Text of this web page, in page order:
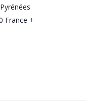
France +